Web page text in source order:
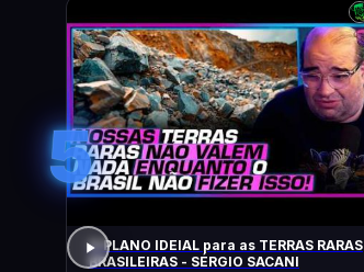
5
O PLANO IDEIAL para as TERRAS RARAS
BRASILEIRAS - SÉRGIO SACANI